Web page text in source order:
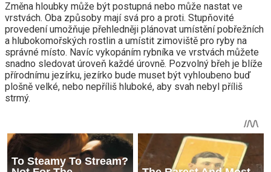
Změna hloubky může být postupná nebo může nastat ve
vrstvách. Oba způsoby mají svá pro a proti. Stupňovité
provedení umožňuje přehledněji plánovat umístění pobřežních
a hlubokomořských rostlin a umístit zimoviště pro ryby na
správné místo. Navíc vykopáním rybníka ve vrstvách můžete
snadno sledovat úroveň každé úrovně. Pozvolný břeh je blíže
přírodnímu jezírku, jezírko bude muset být vyhloubeno buď
plošně velké, nebo nepříliš hluboké, aby svah nebyl příliš
strmý.